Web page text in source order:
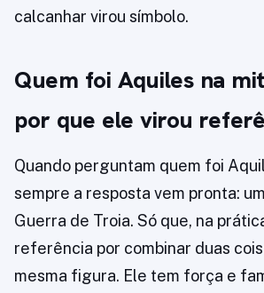
calcanhar virou símbolo.
Quem foi Aquiles na
por que ele virou
Quando perguntam quem foi
sempre a resposta vem pronta:
Guerra de Troia. Só que, na
referência por combinar duas
mesma figura. Ele tem força e